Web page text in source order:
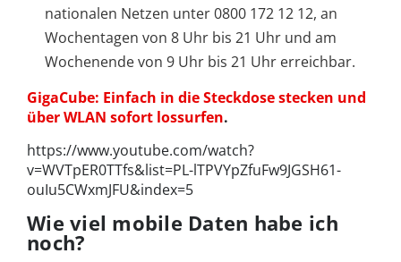
nationalen Netzen unter 0800 172 12 12, an
Wochentagen von 8 Uhr bis 21 Uhr und am
Wochenende von 9 Uhr bis 21 Uhr erreichbar.
GigaCube: Einfach in die Steckdose stecken und
über WLAN sofort lossurfen.
https://www.youtube.com/watch?
v=WVTpER0TTfs&list=PL-lTPVYpZfuFw9JGSH61-
ouIu5CWxmJFU&index=5
Wie viel mobile Daten habe ich
noch?